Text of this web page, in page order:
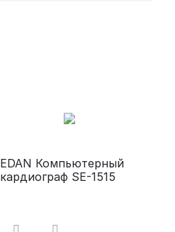
EDAN Компьютерный
кардиограф SE-1515